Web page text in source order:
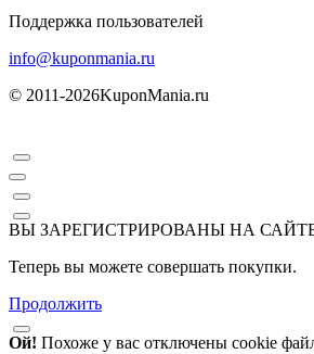
Поддержка пользователей
info@kuponmania.ru
© 2011-2026KuponMania.ru
ВЫ ЗАРЕГИСТРИРОВАНЫ НА
Теперь вы можете совершать покупки.
Продолжить
Ой! Похоже у вас отключены cookie